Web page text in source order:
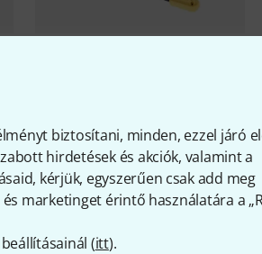
biztosítani, minden, ezzel járó
hirdetések és akciók, valamint a
kérjük, egyszerűen csak add meg
marketinget érintő használatára a
(itt).